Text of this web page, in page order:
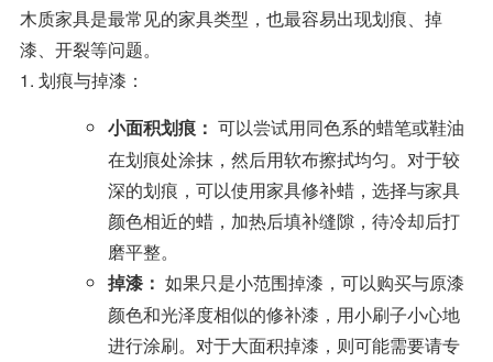
木质家具是最常见的家具类型，也最容易出现划痕、掉
漆、开裂等问题。
1. 划痕与掉漆：
小面积划痕： 可以尝试用同色系的蜡笔或鞋油
在划痕处涂抹，然后用软布擦拭均匀。对于较
深的划痕，可以使用家具修补蜡，选择与家具
颜色相近的蜡，加热后填补缝隙，待冷却后打
磨平整。
掉漆： 如果只是小范围掉漆，可以购买与原漆
颜色和光泽度相似的修补漆，用小刷子小心地
进行涂刷。对于大面积掉漆，则可能需要请专